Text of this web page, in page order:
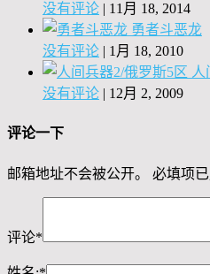
没有评论 | 11月 18, 2014
勇者斗恶龙
没有评论 | 1月 18, 2010
人
没有评论 | 12月 2, 2009
评论一下
邮箱地址不会被公开。 必填项已
评论*